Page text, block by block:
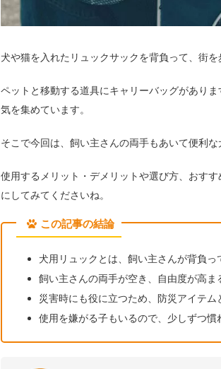
犬や猫を入れたリュックサックを背負って、街
ペットと移動する道具にキャリーバッグがあり
気を集めています。
そこで今回は、飼い主さんの両手もあいて便利な
使用するメリット・デメリットや選び方、おす
にしてみてくださいね。
この記事の結論
犬用リュックとは、飼い主さんが背負っ
飼い主さんの両手が空き、自由度が高ま
災害時にも役に立つため、防災アイテム
使用を嫌がる子もいるので、少しずつ慣